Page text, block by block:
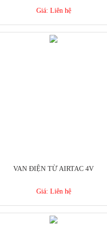
Giá: Liên hệ
VAN ĐIỆN TỪ AIRTAC 4V
Giá: Liên hệ